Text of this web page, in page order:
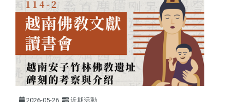
2026-05-26 近期活動